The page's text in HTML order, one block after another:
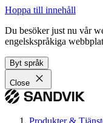
Hoppa till innehåll
Du besöker just nu vår
engelskspråkiga
Byt språk
Close
Produkter &